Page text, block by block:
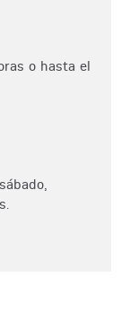
o hasta el